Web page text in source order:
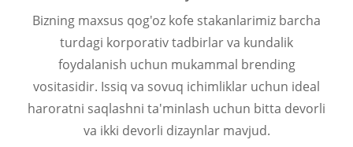
Bizning maxsus qog'oz kofe stakanlarimiz barcha
turdagi korporativ tadbirlar va kundalik
foydalanish uchun mukammal brending
vositasidir. Issiq va sovuq ichimliklar uchun ideal
haroratni saqlashni ta'minlash uchun bitta devorli
va ikki devorli dizaynlar mavjud.